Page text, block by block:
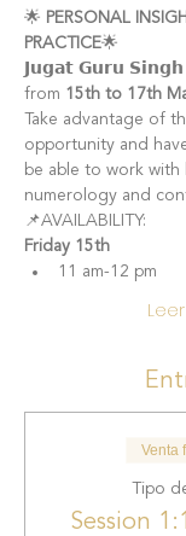
🌟 PERSONAL
PRACTICE🌟
𝗝𝘂𝗴𝗮𝘁 𝗚𝘂𝗿𝘂 𝗦𝗶𝗻𝗴𝗵
from 15th to 17th
Take advantage of
opportunity and
be able to work with
numerology and
📌AVAILABILITY:
Friday 15th
11 am-12 pm
Venta
Tipo
Session